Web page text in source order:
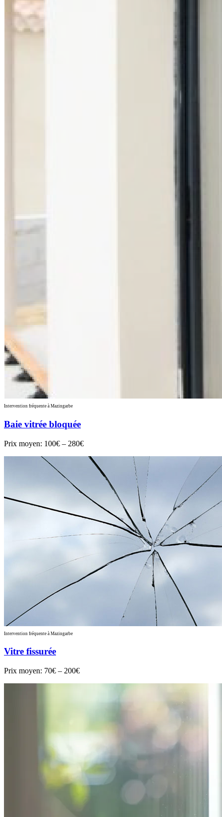
Intervention fréquente à Mazingarbe
Baie vitrée bloquée
Prix moyen: 100€ – 280€
Intervention fréquente à Mazingarbe
Vitre fissurée
Prix moyen: 70€ – 200€